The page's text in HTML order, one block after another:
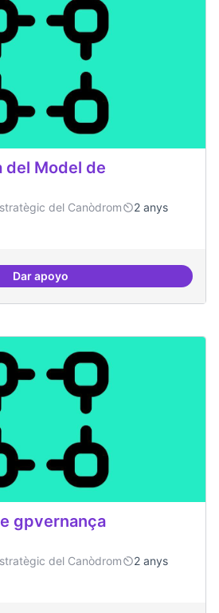
del Model de
del Canòdrom
2 anys
Dar apoyoRevisió interna del Model de
gpvernança
del Canòdrom
2 anys